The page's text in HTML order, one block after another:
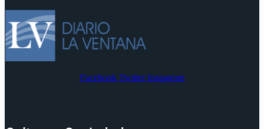
Facebook Twitter Instagram